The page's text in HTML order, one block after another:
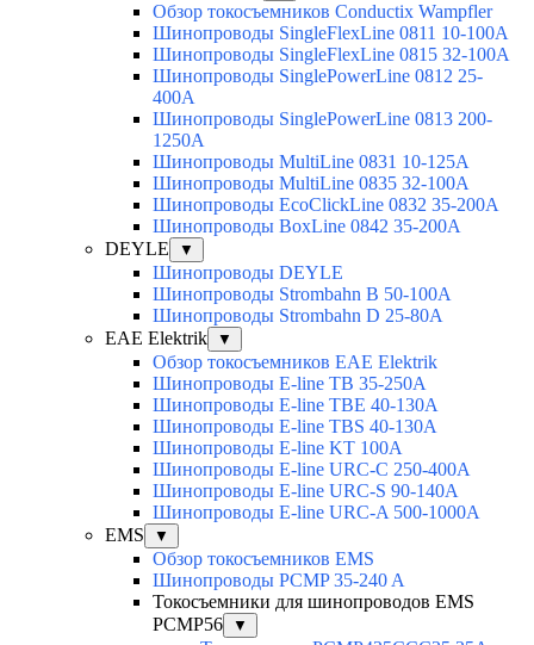
Обзор токосъемников Conductix Wampfler
Шинопроводы SingleFlexLine 0811 10-100A
Шинопроводы SingleFlexLine 0815 32-100A
Шинопроводы SinglePowerLine 0812 25-
400A
Шинопроводы SinglePowerLine 0813 200-
1250A
Шинопроводы MultiLine 0831 10-125A
Шинопроводы MultiLine 0835 32-100A
Шинопроводы EcoClickLine 0832 35-200A
Шинопроводы BoxLine 0842 35-200A
DEYLE
▼
Шинопроводы DEYLE
Шинопроводы Strombahn B 50-100A
Шинопроводы Strombahn D 25-80A
EAE Elektrik
▼
Обзор токосъемников EAE Elektrik
Шинопроводы E-line TB 35-250A
Шинопроводы E-line TBE 40-130A
Шинопроводы E-line TBS 40-130A
Шинопроводы E-line KT 100A
Шинопроводы E-line URC-C 250-400A
Шинопроводы E-line URC-S 90-140A
Шинопроводы E-line URC-A 500-1000A
EMS
▼
Обзор токосъемников EMS
Шинопроводы PCMP 35-240 A
Токосъемники для шинопроводов EMS
PCMP56
▼